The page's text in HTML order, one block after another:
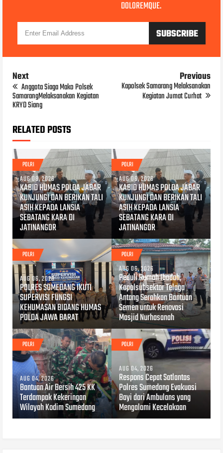
DOLOREMQUE.
Next
Anggota Siaga Mako Polsek
SamarangMelaksanakan Kegiatan
KRYD Siang
Previous
Kapolsek Samarang Melaksanakan
Kegiatan Jumat Curhat
RELATED POSTS
POLRI
AUG 08, 2026
KABID HUMAS POLDA JABAR
KUNJUNGI DAN BERIKAN TALI
ASIH KEPADA LANSIA
SEBATANG KARA DI
JATINANGOR
POLRI
AUG 06, 2026
KABID HUMAS POLDA JABAR
KUNJUNGI DAN BERIKAN TALI
ASIH KEPADA LANSIA
SEBATANG KARA DI
JATINANGOR
POLRI
AUG 06, 2026
POLRES SUMEDANG IKUTI
SUPERVISI FUNGSI
KEHUMASAN BIDANG HUMAS
POLDA JAWA BARAT
POLRI
AUG 06, 2026
Peduli Rumah Ibadah,
Kapolsubsektor Telaga
Antang Serahkan Bantuan
Semen untuk Renovasi
Masjid Nurhasanah
POLRI
AUG 04, 2026
Bantuan Air Bersih 425 KK
Terdampak Kekeringan
Wilayah Kodim Sumedang
POLRI
AUG 04, 2026
Respons Cepat Satlantas
Polres Sumedang Evakuasi
Bayi dari Ambulans yang
Mengalami Kecelakaan